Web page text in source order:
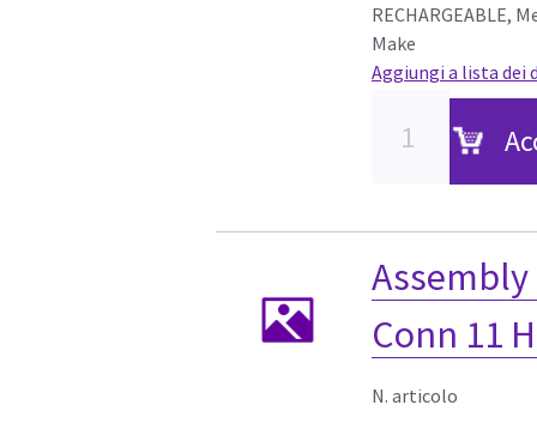
RECHARGEABLE,
Make
Aggiungi a lista dei
Assembly
Conn 11
N. articolo